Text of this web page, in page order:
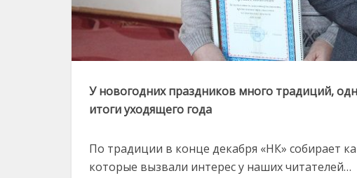
У новогодних праздников много традиций,
итоги уходящего года
По традиции в конце декабря «НК» собирает
которые вызвали интерес у наших читателей…